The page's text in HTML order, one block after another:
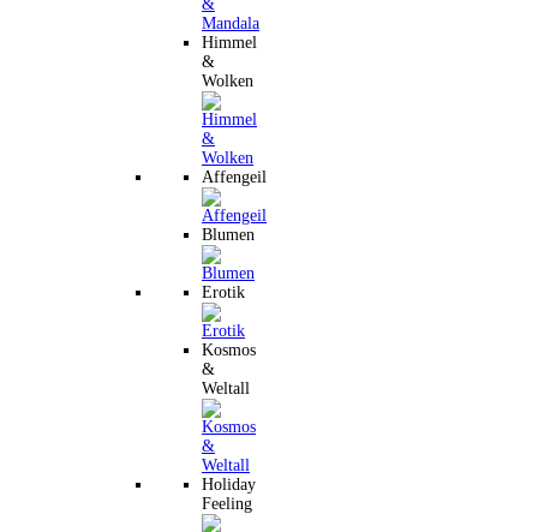
Himmel
&
Wolken
Affengeil
Blumen
Erotik
Kosmos
&
Weltall
Holiday
Feeling